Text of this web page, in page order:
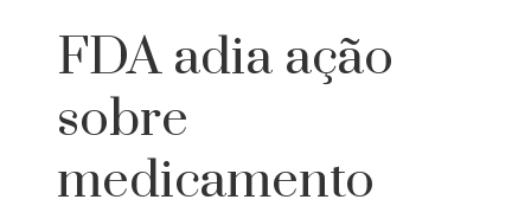
FDA adia ação
sobre
medicamento